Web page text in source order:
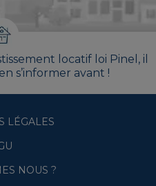
locatif loi Pinel, il
s’informer avant !
LÉGALES
NOUS ?